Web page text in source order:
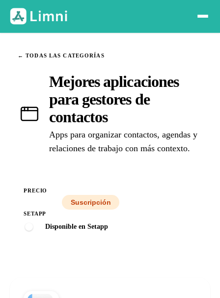
← TODAS LAS CATEGORÍAS
Mejores aplicaciones
para gestores de
contactos
Apps para organizar contactos, agendas y
relaciones de trabajo con más contexto.
PRECIO
Suscripción
SETAPP
Disponible en Setapp